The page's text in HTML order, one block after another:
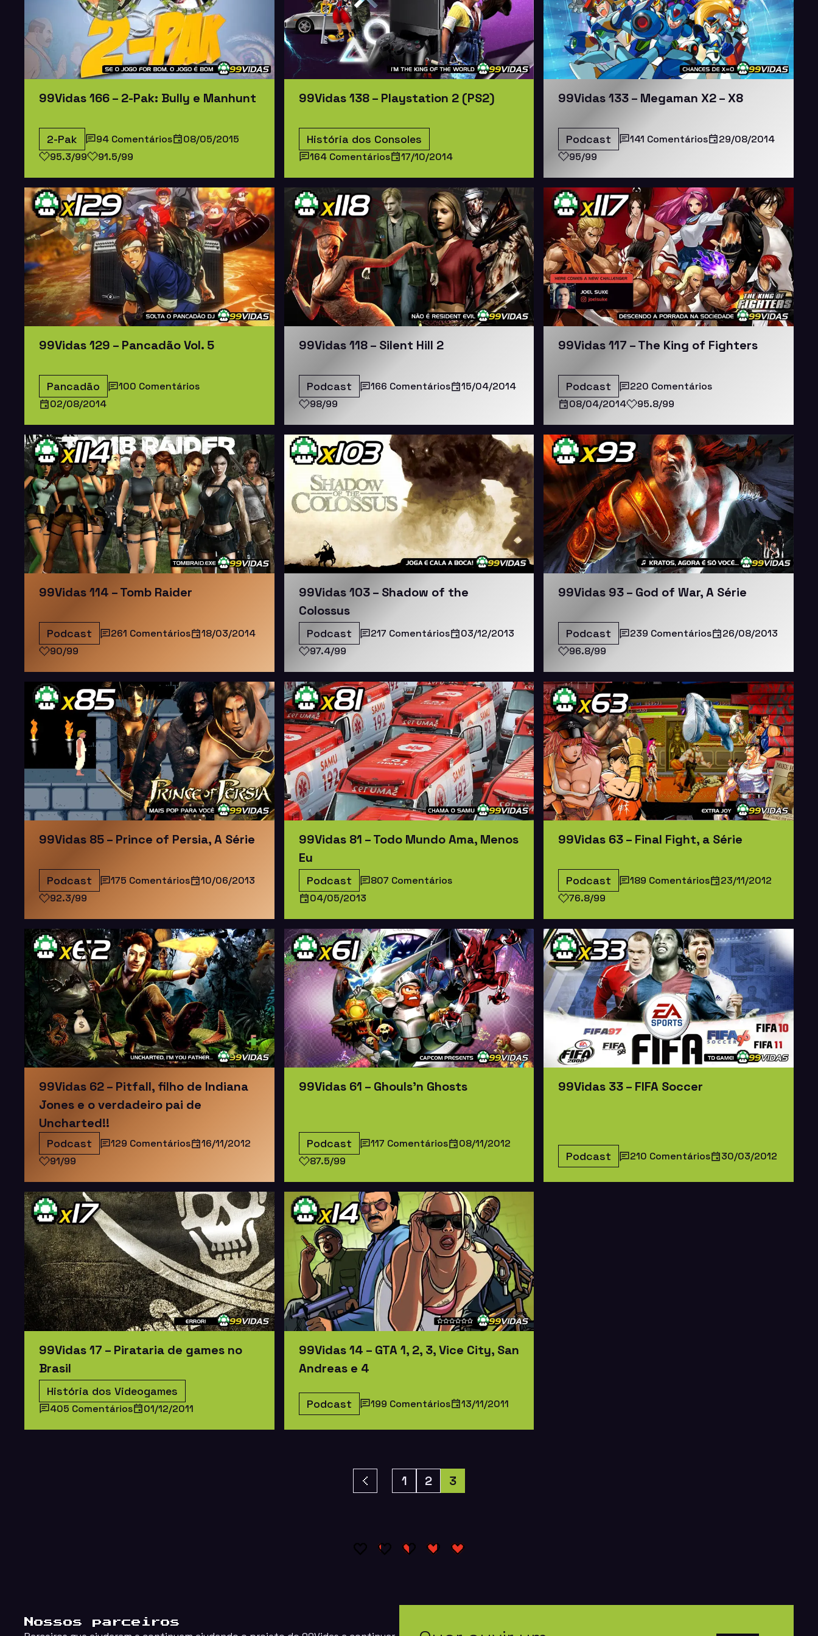
99Vidas 166 – 2-Pak: Bully e Manhunt
2-Pak 94 Comentários
08/05/2015
95.3/99
91.5/99
99Vidas 138 – Playstation 2 (PS2)
História dos Consoles
164 Comentários 17/10/2014
99Vidas 133 – Megaman X2 – X8
Podcast 141 Comentários
29/08/2014
95/99
99Vidas 129 – Pancadão Vol. 5
Pancadão
100 Comentários
02/08/2014
99Vidas 118 – Silent Hill 2
Podcast 166 Comentários
15/04/2014
98/99
99Vidas 117 – The King of Fighters
Podcast
220 Comentários
08/04/2014
95.8/99
99Vidas 114 – Tomb Raider
Podcast 261 Comentários
18/03/2014
90/99
99Vidas 103 – Shadow of the
Colossus
Podcast 217 Comentários
03/12/2013
97.4/99
99Vidas 93 – God of War, A Série
Podcast 239 Comentários
26/08/2013
96.8/99
99Vidas 85 – Prince of Persia, A Série
Podcast 175 Comentários
10/06/2013
92.3/99
99Vidas 81 – Todo Mundo Ama, Menos
Eu
Podcast
807 Comentários
04/05/2013
99Vidas 63 – Final Fight, a Série
Podcast 189 Comentários
23/11/2012
76.8/99
99Vidas 62 – Pitfall, filho de Indiana
Jones e o verdadeiro pai de
Uncharted!!
Podcast 129 Comentários
16/11/2012
91/99
99Vidas 61 – Ghouls’n Ghosts
Podcast 117 Comentários
08/11/2012
87.5/99
99Vidas 33 – FIFA Soccer
Podcast 210 Comentários 30/03/2012
99Vidas 17 – Pirataria de games no
Brasil
História dos Videogames
405 Comentários 01/12/2011
99Vidas 14 – GTA 1, 2, 3, Vice City, San
Andreas e 4
Podcast 199 Comentários 13/11/2011
1 2 3
Nossos parceiros